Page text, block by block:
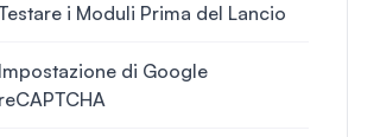
i Moduli Prima del Lancio
Impostazione di Google
reCAPTCHA